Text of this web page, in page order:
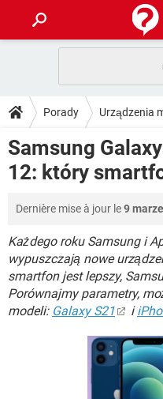
GRY
SPOTIFY
INSTAGRAM
PORADY
PlayStation
GRY
INSTAGRAM
WINDOWS 10
DO POBRANIA
ANDROID
INSTAGRAM
WINDOWS 10
FORUM
COVID-19
GRY
SPOTIFY
INSTAGRAM
WINDOWS 10
COVID-19
GRY
SPOTIFY
Porady Urządzenia
Samsung
12: który
Dernière mise à jour le9
Każdego roku Samsung i
wypuszczają nowe
smartfon jest lepszy,
Porównajmy parametry,
modeli: Galaxy S21 i